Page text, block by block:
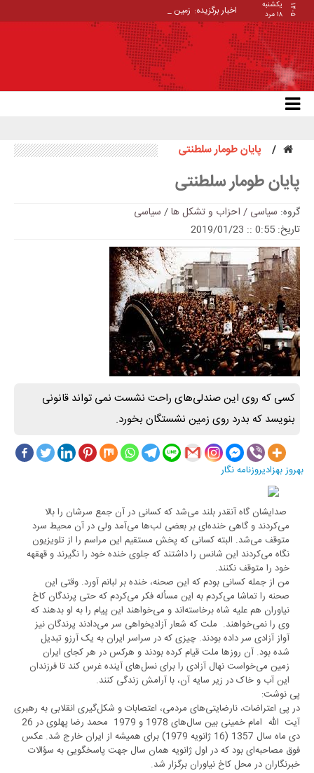
۱۴۰۵
یکشنبه
۱۸ مرد
اخبار برگزیده: زمین‌دار _
پایان طومار سلطنتی
پایان طومار سلطنتی
گروه: سیاسی / احزاب و تشکل ها/ سیاسی
تاریخ: 0:55 :: 2019/01/23
کسی که روی این صندلی‌های راحت نشست نمی تواند قانونی
بنویسد که بدرد روی زمین نشستگان بخورد.
بهروز بهزادیروزنامه نگار
صدایشان گاه آنقدر بلند می‌شد که کسانی در آن جمع سرشان را بالا
می‌کردند و گاهی خنده‌ای بر بعضی لب‌ها می‌آمد ولی در آن محیط سرد
متوقف می‌شد. البته کسانی که پخش مستقیم این مراسم را از تلویزیون
نگاه می‌کردند این شانس را داشتند که جلوی خنده خود را نگیرند و قهقهه
خود را متوقف نکنند.
من از جمله کسانی بودم که این صحنه، خنده بر لبانم آورد. وقتی این
صحنه را تماشا می‌کردم به این مسأله فکر می‌کردم که حتی پرندگان کاخ
نیاوران هم علیه شاه برخاسته‌اند و می‌خواهند این پیام را به او بدهند که
وی را نمی‌خواهند. ملت که شعار آزادیخواهی سر می‌دادند پرندگان نیز
آواز آزادی سر داده بودند. چیزی که در سراسر ایران به یک آرزو تبدیل
شده بود. آن روز‌ها ملت قیام کرده بودند و هرکس در هر کجای ایران
زمین می‌خواست نهال آزادی را برای نسل‌های آینده غرس کند تا فرزندان
این آب و خاک در زیر سایه آن، با آرامش زندگی کنند.
پی نوشت:
در پی اعتراضات، نارضایتی‌های مردمی، اعتصابات و شکل‌گیری انقلابی به رهبری
آیت ‌الله امام خمینی بین سال‌های 1978 و 1979 محمد رضا پهلوی در 26
دی ماه سال 1357 (16 ژانویه 1979) برای همیشه از ایران خارج شد. عکس
فوق مصاحبه‌ای بود که در اول ژانویه همان سال جهت پاسخگویی به سؤالات
خبرنگاران در محل کاخ نیاوران برگزار شد.